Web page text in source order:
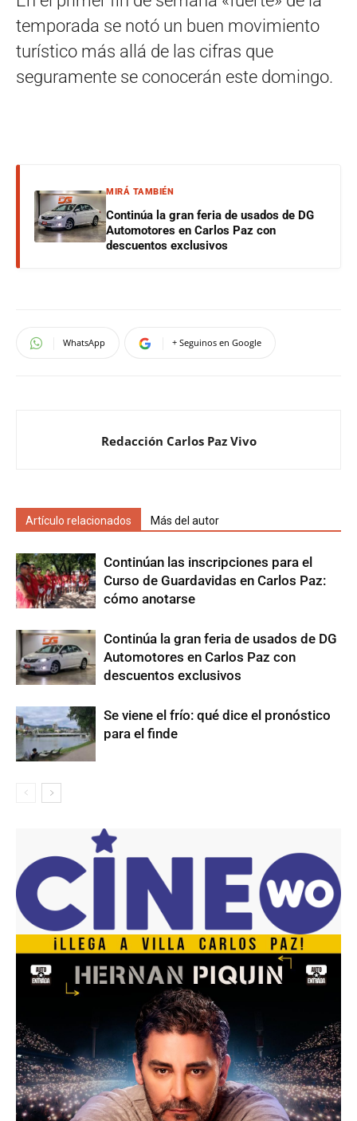
temporada se notó un buen movimiento
turístico más allá de las cifras que
seguramente se conocerán este domingo.
MIRÁ TAMBIÉN
Continúa la gran feria de usados de DG
Automotores en Carlos Paz con
descuentos exclusivos
WhatsApp + Seguinos en Google
Redacción Carlos Paz Vivo
Artículo relacionados Más del autor
Continúan las inscripciones para el
Curso de Guardavidas en Carlos Paz:
cómo anotarse
Continúa la gran feria de usados de DG
Automotores en Carlos Paz con
descuentos exclusivos
Se viene el frío: qué dice el pronóstico
para el finde